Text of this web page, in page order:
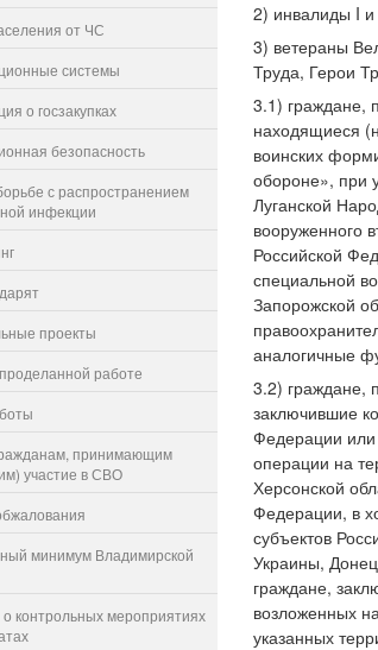
от ЧС
системы
о госзакупках
безопасность
с распространением
инфекции
проекты
работе
принимающим
участие в СВО
минимум Владимирской
контрольных мероприятиях
2) инвалиды I и
3) ветераны
Труда, Герои
3.1) граждане,
находящиеся
воинских
обороне», при
Луганской
вооруженного
Российской
специальной
Запорожской
аналогичные
3.2) граждане,
заключившие
Федерации или
операции на
Херсонской
Федерации, в
субъектов
Украины,
граждане,
возложенных
указанных